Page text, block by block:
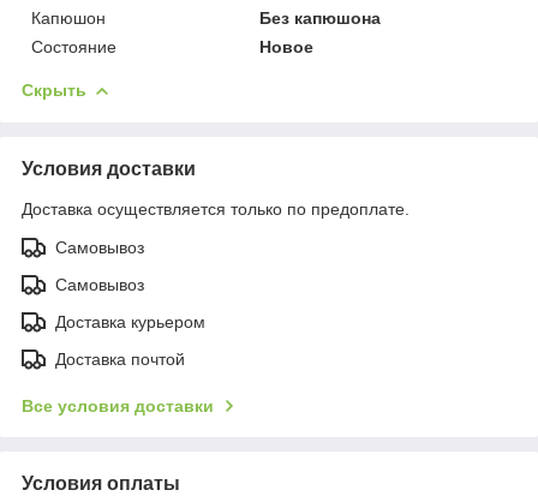
Капюшон
Без капюшона
Состояние
Новое
Скрыть
Условия доставки
Доставка осуществляется только по предоплате.
Самовывоз
Самовывоз
Доставка курьером
Доставка почтой
Все условия доставки
Условия оплаты